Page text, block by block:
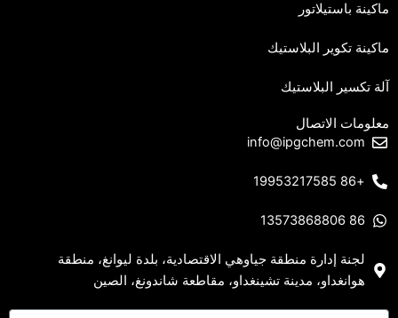
ماكينة باستيلاتور
ماكينة تكوير البلاستيك
آلة تكسير البلاستيك
معلومات الاتصال
info@ipgchem.com
+86 19953217585
86 13573868806
لجنة إدارة منطقة جياوهي الاقتصادية، بلدة ليوانغ، منطقة
هوانغداو، مدينة تشينغداو، مقاطعة شاندونغ، الصين